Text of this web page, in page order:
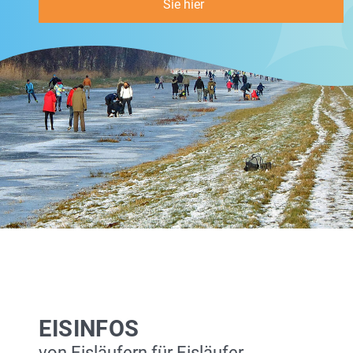
Sie hier
EISINFOS